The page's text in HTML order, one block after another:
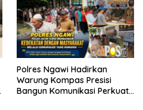
Polres Ngawi Hadirkan
Warung Kompas Presisi
Bangun Komunikasi Perkuat